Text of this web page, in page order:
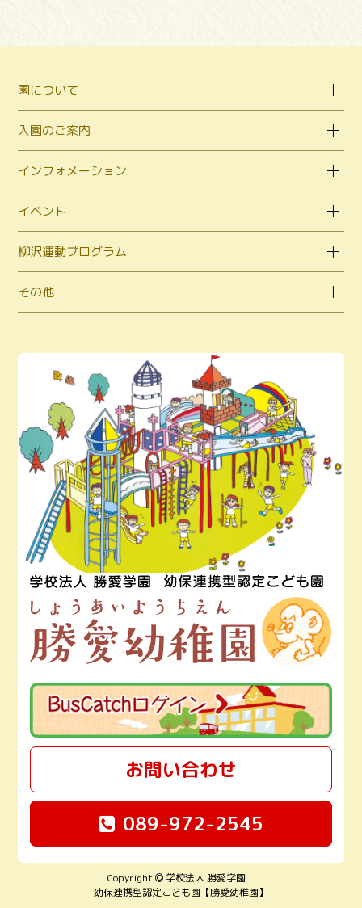
園について
入園のご案内
インフォメーション
イベント
柳沢運動プログラム
その他
お問い合わせ
089-972-2545
Copyright
学校法人 勝愛学園
幼保連携型認定こども園【勝愛幼稚園】